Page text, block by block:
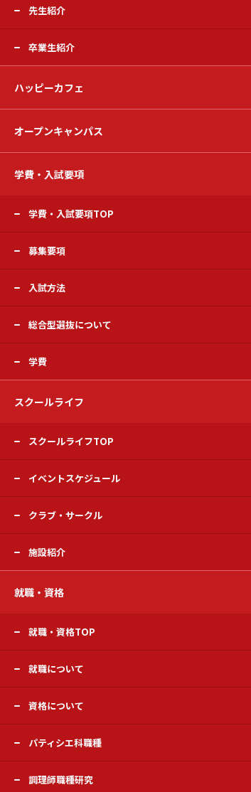
先生紹介
卒業生紹介
ハッピーカフェ
オープンキャンパス
学費・入試要項
学費・入試要項TOP
募集要項
入試方法
総合型選抜について
学費
スクールライフ
スクールライフTOP
イベントスケジュール
クラブ・サークル
施設紹介
就職・資格
就職・資格TOP
就職について
資格について
パティシエ科職種
調理師職種研究